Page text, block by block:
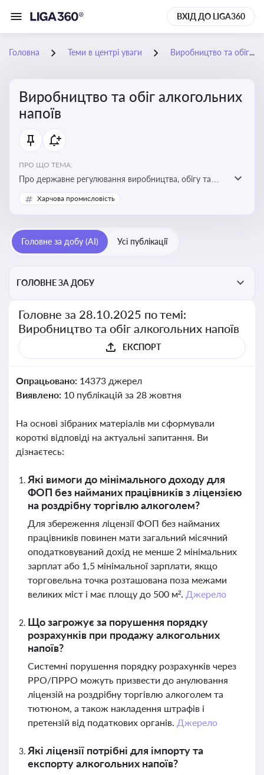
ВХІД ДО LIGA360
Головна Теми в центрі уваги Виробництво та обіг алкогольних напоїв
Виробництво та обіг алкогольних
напоїв
ПРО ЩО ТЕМА:
Про державне регулювання виробництва, обігу та
оподаткування алкогольної продукції, про
ліцензування та правові ризики
Харчова промисловість
Головне за добу (AI) Усі публікації
ГОЛОВНЕ ЗА ДОБУ
Головне за 28.10.2025 по темі:
Виробництво та обіг алкогольних напоїв
ЕКСПОРТ
Опрацьовано: 14373 джерел
Виявлено: 10 публікацій за 28 жовтня
На основі зібраних матеріалів ми сформували
короткі відповіді на актуальні запитання. Ви
дізнаєтесь:
Які вимоги до мінімального доходу для
ФОП без найманих працівників з ліцензією
на роздрібну торгівлю алкоголем?
Для збереження ліцензії ФОП без найманих
працівників повинен мати загальний місячний
оподатковуваний дохід не менше 2 мінімальних
зарплат або 1,5 мінімальної зарплати, якщо
торговельна точка розташована поза межами
великих міст і має площу до 500 м². Джерело
Що загрожує за порушення порядку
розрахунків при продажу алкогольних
напоїв?
Системні порушення порядку розрахунків через
РРО/ПРРО можуть призвести до анулювання
ліцензій на роздрібну торгівлю алкоголем та
тютюном, а також накладення штрафів і
претензій від податкових органів. Джерело
Які ліцензії потрібні для імпорту та
експорту алкогольних напоїв?